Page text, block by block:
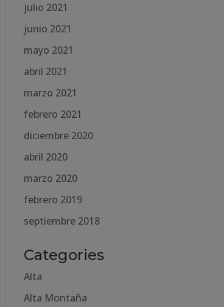
julio 2021
junio 2021
mayo 2021
abril 2021
marzo 2021
febrero 2021
diciembre 2020
abril 2020
marzo 2020
febrero 2019
septiembre 2018
Categories
Alta
Alta Montaña